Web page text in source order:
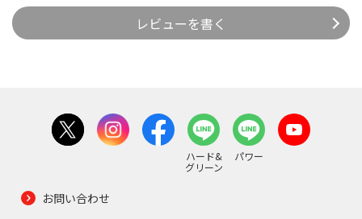
レビューを書く
ハード&
グリーン
パワー
お問い合わせ